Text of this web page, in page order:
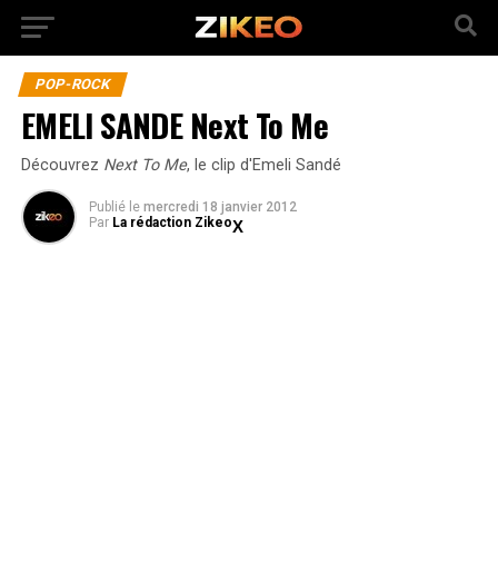
POP-ROCK
EMELI SANDE Next To Me
Découvrez Next To Me, le clip d'Emeli Sandé
Publié le mercredi 18 janvier 2012
Par La rédaction Zikeo